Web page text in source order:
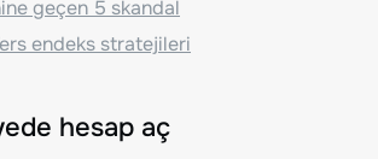
geçen 5 skandal
endeks stratejileri
hesap aç